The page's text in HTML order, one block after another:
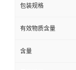
包装规格
有效物质含量
含量